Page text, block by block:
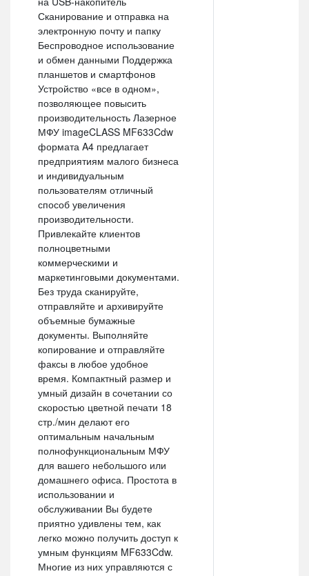
Сканирование и отправка на
электронную почту и папку
Беспроводное использование
и обмен данными Поддержка
планшетов и смартфонов
Устройство «все в одном»,
позволяющее повысить
производительность Лазерное
МФУ imageCLASS MF633Cdw
формата A4 предлагает
предприятиям малого бизнеса
и индивидуальным
пользователям отличный
способ увеличения
производительности.
Привлекайте клиентов
полноцветными
коммерческими и
маркетинговыми документами.
Без труда сканируйте,
отправляйте и архивируйте
объемные бумажные
документы. Выполняйте
копирование и отправляйте
факсы в любое удобное
время. Компактный размер и
умный дизайн в сочетании со
скоростью цветной печати 18
стр./мин делают его
оптимальным начальным
полнофункциональным МФУ
для вашего небольшого или
домашнего офиса. Простота в
использовании и
обслуживании Вы будете
приятно удивлены тем, как
легко можно получить доступ к
умным функциям MF633Cdw.
Многие из них управляются с